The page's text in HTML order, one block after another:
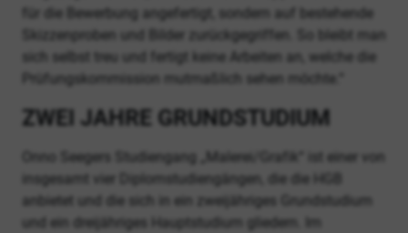
für die Bewerbung angefertigt, sondern auf bestehende
Skizzenproben und Bilder zurückgegriffen. So bleibt man
sich selbst treu und fertigt keine Arbeiten an, welche die
Prüfungskommission mutmaßlich sehen möchte.“
ZWEI JAHRE GRUNDSTUDIUM
Onno Seegers Studiengang „Malerei/Grafik“ ist einer von
insgesamt vier Diplomstudiengängen, die die HGB
anbietet und die sich in ein zweijähriges Grundstudium
und ein dreijähriges Hauptstudium gliedern. Im